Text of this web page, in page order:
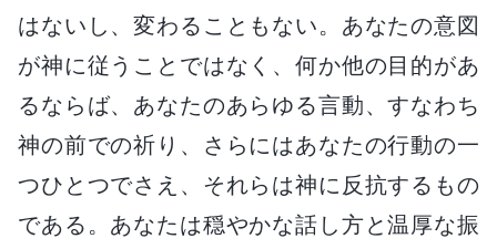
はないし、変わることもない。あなたの意図
が神に従うことではなく、何か他の目的があ
るならば、あなたのあらゆる言動、すなわち
神の前での祈り、さらにはあなたの行動の一
つひとつでさえ、それらは神に反抗するもの
である。あなたは穏やかな話し方と温厚な振